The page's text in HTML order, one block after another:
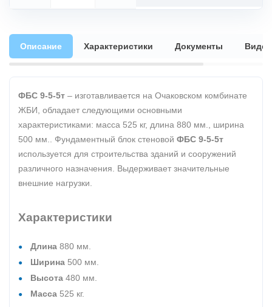
Описание Характеристики Документы Видео
ФБС 9-5-5т – изготавливается на Очаковском комбинате
ЖБИ, обладает следующими основными
характеристиками: масса 525 кг, длина 880 мм., ширина
500 мм.. Фундаментный блок стеновой ФБС 9-5-5т
используется для строительства зданий и сооружений
различного назначения. Выдерживает значительные
внешние нагрузки.
Характеристики
Длина 880 мм.
Ширина 500 мм.
Высота 480 мм.
Масса 525 кг.